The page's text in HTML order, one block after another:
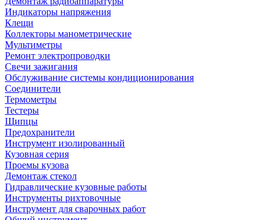
Индикаторы напряжения
Клещи
Коллекторы манометрические
Мультиметры
Ремонт электропроводки
Свечи зажигания
Обслуживание системы кондиционирования
Соединители
Термометры
Тестеры
Щипцы
Предохранители
Инструмент изолированный
Кузовная серия
Проемы кузова
Демонтаж стекол
Гидравлические кузовные работы
Инструменты рихтовочные
Инструмент для сварочных работ